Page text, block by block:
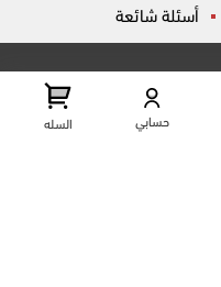
أسئلة شائعة
عرض علي الخريطه
حسابي السله